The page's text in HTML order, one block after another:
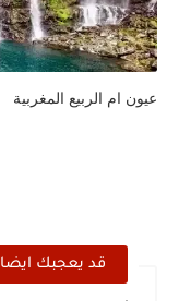
عيون ام الربيع المغربية
قد يعجبك ايضا